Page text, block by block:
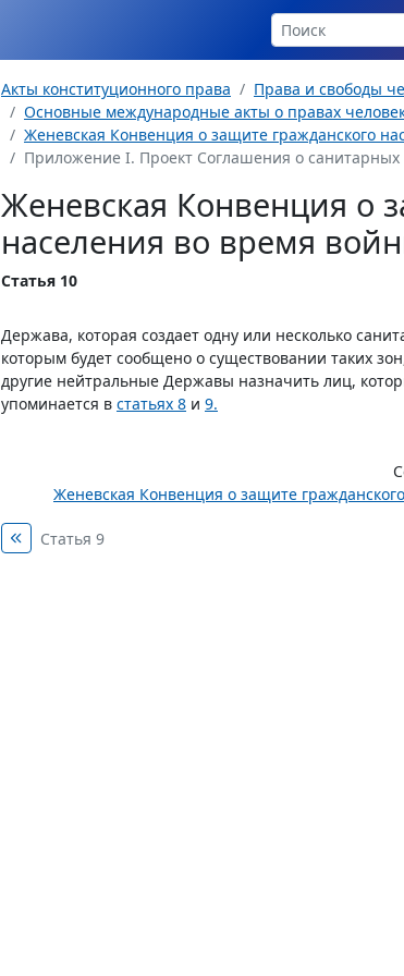
Акты конституционного права
Права и свободы
Основные международные акты о правах
Женевская Конвенция о защите гражданского
Приложение I. Проект Соглашения о санитарных
Женевская Конвенция о
населения во время
Статья 10
Держава, которая создает одну или несколько
которым будет сообщено о существовании таких
другие нейтральные Державы назначить лиц,
упоминается в статьях 8 и 9.
Женевская Конвенция о защите
Статья 9